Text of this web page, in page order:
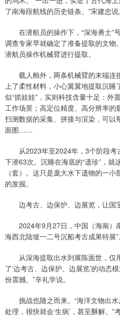
了南海段航线的历史链条。”宋建忠说。
在潜航员的操作下，“深海勇士”
调查专家早就确定了准备提取的文物
潜航员操作机械臂进行提取。
载人舱外，两条机械臂的末端连
上了柔性材料，小心翼翼地提取沉
似“抓娃娃”，实则科技含量十足：外
工作场景；高定位精度、高分辨率的
扫测数据的采集、拼接与渲染，可以
面图……
从2023年至2024年，3个阶段考
下潜63次。沉睡在海底的“遗珍”，就
（套）。这只是庞大水下遗物的一
的发掘。
边考古、边保护、边展览，让国
2024年9月27日，中国（海南）
海西北陆坡一二号沉船考古成果特展”。
从深海提取出水到展陈面世，仅
了‘边考古、边保护、边展览’的动态
份震撼。”辛礼学说。
挑战也随之而来。“海洋文物出水
处理，很快就会‘生病’，甚至酥解。”